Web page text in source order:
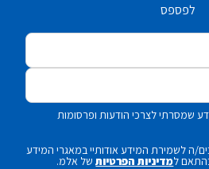
לפספס
לצרכי הודעות ופרסומות
ה לשמירת המידע אודותיי במאגרי המידע
למדיניות הפרטיותשל אלמ.